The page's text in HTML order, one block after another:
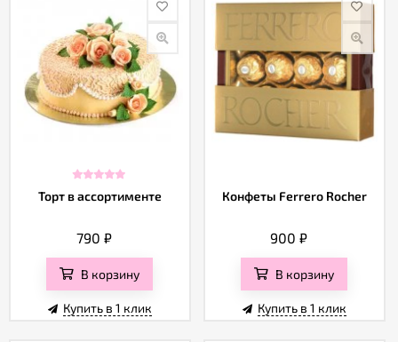
Торт в ассортименте
790₽
В корзину
Купить в 1 клик
Конфеты Ferrero Rocher
900₽
В корзину
Купить в 1 клик